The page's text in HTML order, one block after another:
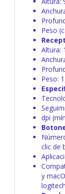
Peso
Altura:
Peso:
dpi
clic de
y